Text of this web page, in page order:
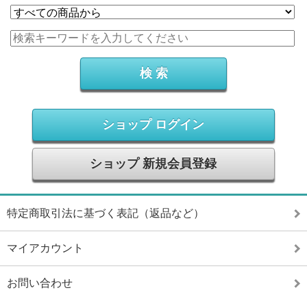
ショップ ログイン
ショップ 新規会員登録
特定商取引法に基づく表記（返品など）
マイアカウント
お問い合わせ